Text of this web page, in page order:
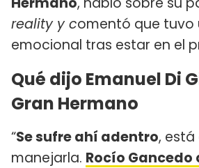
reality y comentó que tuvo
emocional tras estar en el
Qué dijo Emanuel Di
Gran Hermano
“Se sufre ahí adentro,
manejarla. Rocío Gancedo